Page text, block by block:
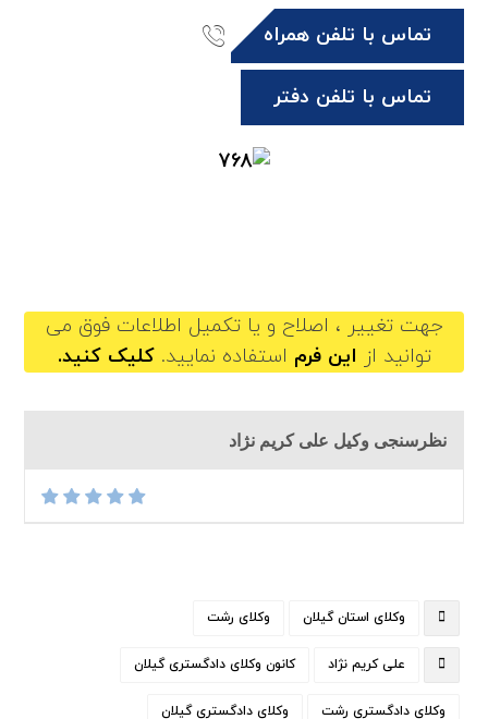
تماس با تلفن همراه
تماس با تلفن دفتر
جهت تغییر ، اصلاح و یا تکمیل اطلاعات فوق می
توانید از این فرم استفاده نمایید. کلیک کنید.
نظرسنجی وکیل علی کریم نژاد
وکلای استان گیلان وکلای رشت
علی کریم نژاد کانون وکلای دادگستری گیلان
وکلای دادگستری رشت وکلای دادگستری گیلان